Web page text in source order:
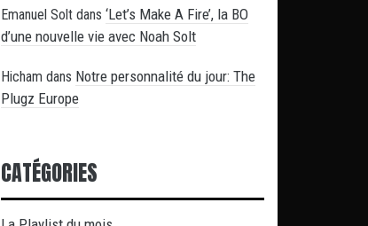
Emanuel Solt dans ‘Let’s Make A Fire’, la BO
d’une nouvelle vie avec Noah Solt
Hicham dans Notre personnalité du jour: The
Plugz Europe
CATÉGORIES